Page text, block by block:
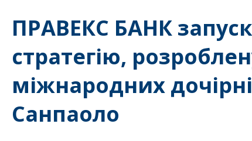
ПРАВЕКС БАНК
стратегію,
міжнародних
Санпаоло